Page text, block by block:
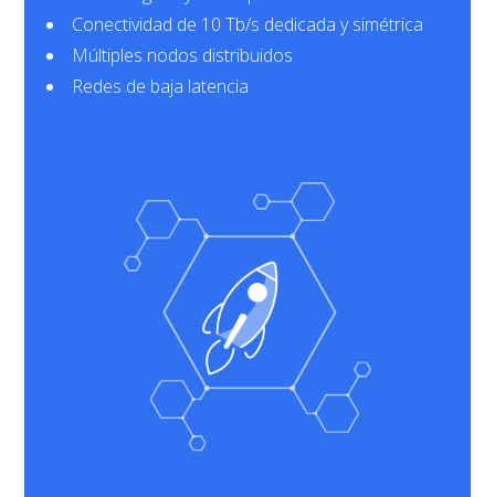
Conectividad de 10 Tb/s dedicada y simétrica
Múltiples nodos distribuidos
Redes de baja latencia